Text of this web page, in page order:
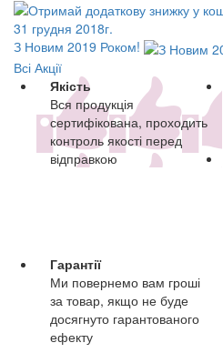
31 грудня 2018г.
З Новим 2019 Роком!
Всі Акції
Якість
Вся продукція
сертифікована, проходить
контроль якості перед
відправкою
Гарантії
Ми повернемо вам гроші
за товар, якщо не буде
досягнуто гарантованого
ефекту